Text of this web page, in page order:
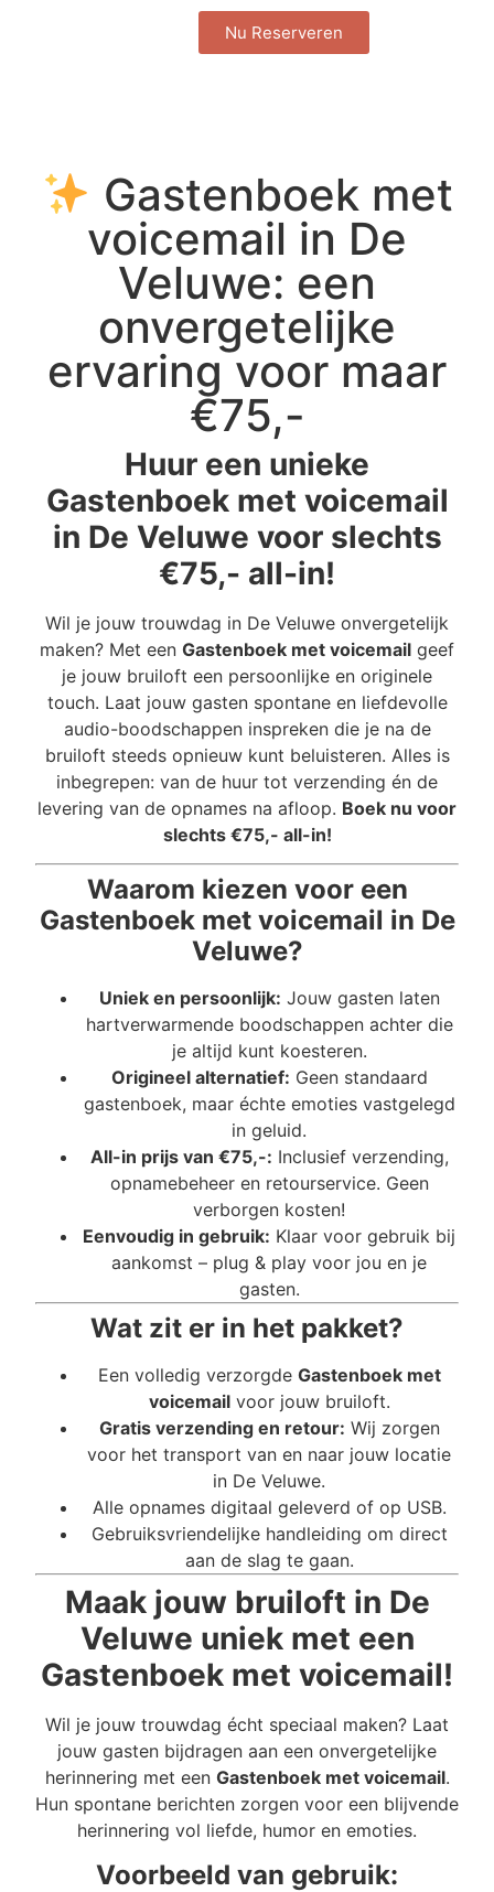
Nu Reserveren
Gastenboek met
voicemail in De
Veluwe: een
onvergetelijke
ervaring voor maar
€75,-
Huur een unieke
Gastenboek met voicemail
in De Veluwe voor slechts
€75,- all-in!
Wil je jouw trouwdag in De Veluwe onvergetelijk
maken? Met een Gastenboek met voicemail geef
je jouw bruiloft een persoonlijke en originele
touch. Laat jouw gasten spontane en liefdevolle
audio-boodschappen inspreken die je na de
bruiloft steeds opnieuw kunt beluisteren. Alles is
inbegrepen: van de huur tot verzending én de
levering van de opnames na afloop. Boek nu voor
slechts €75,- all-in!
Waarom kiezen voor een
Gastenboek met voicemail in De
Veluwe?
Uniek en persoonlijk: Jouw gasten laten
hartverwarmende boodschappen achter die
je altijd kunt koesteren.
Origineel alternatief: Geen standaard
gastenboek, maar échte emoties vastgelegd
in geluid.
All-in prijs van €75,-: Inclusief verzending,
opnamebeheer en retourservice. Geen
verborgen kosten!
Eenvoudig in gebruik: Klaar voor gebruik bij
aankomst – plug & play voor jou en je
gasten.
Wat zit er in het pakket?
Een volledig verzorgde Gastenboek met
voicemailvoor jouw bruiloft.
Gratis verzending en retour: Wij zorgen
voor het transport van en naar jouw locatie
in De Veluwe.
Alle opnames digitaal geleverd of op USB.
Gebruiksvriendelijke handleiding om direct
aan de slag te gaan.
Maak jouw bruiloft in De
Veluwe uniek met een
Gastenboek met voicemail!
Wil je jouw trouwdag écht speciaal maken? Laat
jouw gasten bijdragen aan een onvergetelijke
herinnering met een Gastenboek met voicemail.
Hun spontane berichten zorgen voor een blijvende
herinnering vol liefde, humor en emoties.
Voorbeeld van gebruik: